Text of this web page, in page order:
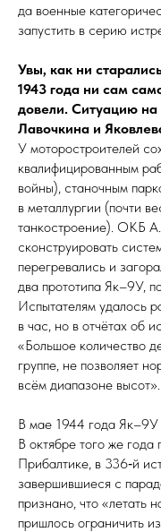
да военные
запустить в серию
Увы, как ни
1943 года ни сам
довели. Ситуацию на
Лавочкина и
У моторо­строи­­те­лей
квалифицированным
войны), станочным
в металлургии (почти
танкостроение). ОКБ
сконструировать
перегревались и
два прототипа Як–9У,
Испытателям удалось
в час, но в отчётах об
«Большое количество
группе, не позволяет
всём диапазоне высот».
В мае 1944 года Як–9У
В октябре того же
Прибалтике, в 336‑й
завершившиеся с
признано, что «летать
пришлось ограничить